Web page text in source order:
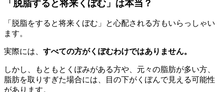
「脱脂すると将来くぼむ」は本当？
「脱脂をすると将来くぼむ」と心配される方もいらっしゃい
ます。
実際には、 すべての方がくぼむわけではありません。
しかし、もともとくぼみがある方や、元々の脂肪が多い方、
脂肪を取りすぎた場合には、目の下がくぼんで見える可能性
があります。